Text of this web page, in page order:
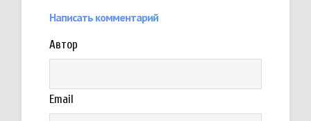
Написать комментарий
Автор
Email